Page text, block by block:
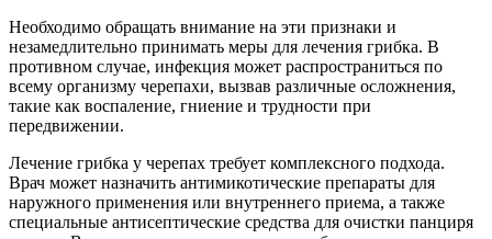
Необходимо обращать внимание на эти признаки и
незамедлительно принимать меры для лечения грибка. В
противном случае, инфекция может распространиться по
всему организму черепахи, вызвав различные осложнения,
такие как воспаление, гниение и трудности при
передвижении.
Лечение грибка у черепах требует комплексного подхода.
Врач может назначить антимикотические препараты для
наружного применения или внутреннего приема, а также
специальные антисептические средства для очистки панциря